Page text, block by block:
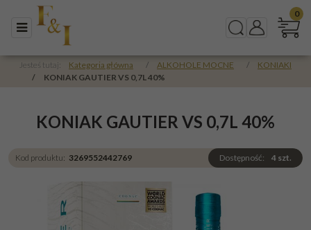
Menu SzukajPanel
0
Jesteś tutaj: Kategoria główna / ALKOHOLE MOCNE /
KONIAKI
/
KONIAK GAUTIER VS 0,7L 40%
KONIAK GAUTIER VS 0,7L 40%
Kod produktu: 3269552442769 Dostępność: 4 szt.